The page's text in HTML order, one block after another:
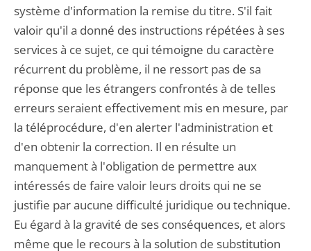
système d'information la remise du titre. S'il fait
valoir qu'il a donné des instructions répétées à ses
services à ce sujet, ce qui témoigne du caractère
récurrent du problème, il ne ressort pas de sa
réponse que les étrangers confrontés à de telles
erreurs seraient effectivement mis en mesure, par
la téléprocédure, d'en alerter l'administration et
d'en obtenir la correction. Il en résulte un
manquement à l'obligation de permettre aux
intéressés de faire valoir leurs droits qui ne se
justifie par aucune difficulté juridique ou technique.
Eu égard à la gravité de ses conséquences, et alors
même que le recours à la solution de substitution